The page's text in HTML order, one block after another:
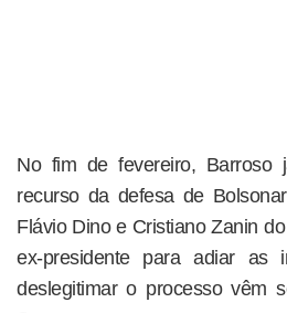
No fim de fevereiro, Barroso
recurso da defesa de
Flávio Dino e Cristiano Zanin
ex-presidente para adiar as
deslegitimar o processo vêm